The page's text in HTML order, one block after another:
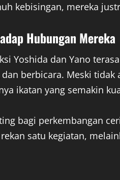
kebisingan, mereka
Hubungan Mereka
Yoshida dan Yano
berbicara. Meski tidak
ikatan yang semakin
bagi perkembangan
satu kegiatan,